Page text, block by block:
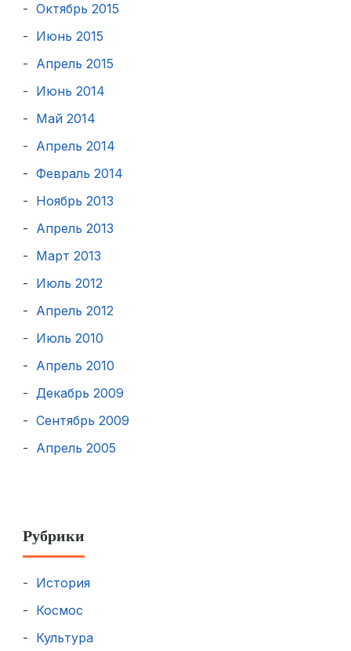
Октябрь 2015
Июнь 2015
Апрель 2015
Июнь 2014
Май 2014
Апрель 2014
Февраль 2014
Ноябрь 2013
Апрель 2013
Март 2013
Июль 2012
Апрель 2012
Июль 2010
Апрель 2010
Декабрь 2009
Сентябрь 2009
Апрель 2005
Рубрики
История
Космос
Культура